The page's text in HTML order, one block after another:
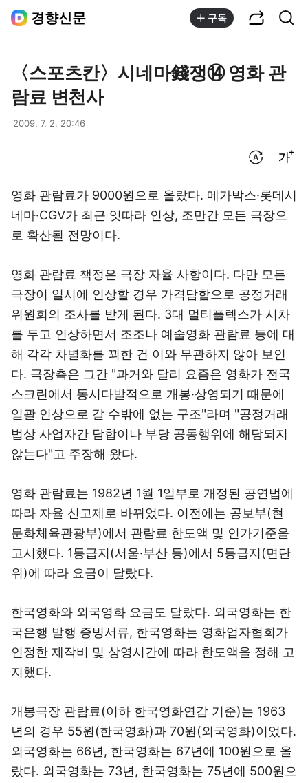
경향신문 구독
〈스포츠칸〉시네마錢쟁⑭ 영화 관
람료 변천사
2009. 7. 2. 20:46
영화 관람료가 9000원으로 올랐다. 메가박스·롯데시
네마·CGV가 최근 잇따라 인상, 조만간 모든 극장으
로 확산될 전망이다.
영화 관람료 책정은 극장 자율 사항이다. 다만 모든
극장이 일시에 인상할 경우 가격담합으로 공정거래
위원회의 조사를 받게 된다. 3대 멀티플렉스가 시차
를 두고 인상하면서 조조나 예술영화 관람료 등에 대
해 각각 차별화를 꾀한 건 이와 무관하지 않아 보인
다. 극장측은 그간 "과거와 달리 요즘은 영화가 전국
스크린에서 동시다발적으로 개봉·상영되기 때문에
일괄 인상으로 갈 수밖에 없는 구조"라며 "공정거래
법상 사업자간 담합이나 부당 공동행위에 해당되지
않는다"고 주장해 왔다.
영화 관람료는 1982년 1월 1일부로 개정된 공연법에
따라 자율 신고제로 바뀌었다. 이전에는 공보부(현
문화체육관광부)에서 관람료 한도액 및 인가기준을
고시했다. 1등급지(서울·부산 등)에서 5등급지(면단
위)에 따라 요금이 달랐다.
한국영화와 외국영화 요금도 달랐다. 외국영화는 한
국은행 발행 증빙서류, 한국영화는 영화업자협회가
인정한 제작비 및 상영시간에 따라 한도액을 정해 고
지했다.
개봉극장 관람료(이하 한국영화연감 기준)는 1963
년의 경우 55원(한국영화)과 70원(외국영화)이었다.
외국영화는 66년, 한국영화는 67년에 100원으로 올
랐다. 외국영화는 73년, 한국영화는 75년에 500원으